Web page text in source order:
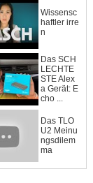
Wissensc
haftler irre
n
Das SCH
LECHTE
STE Alex
a Gerät: E
cho ...
Das TLO
U2 Meinu
ngsdilem
ma